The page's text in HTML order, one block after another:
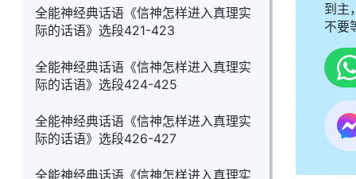
全能神经典话语《信神怎样进入真理实
际的话语》选段421-423
全能神经典话语《信神怎样进入真理实
际的话语》选段424-425
全能神经典话语《信神怎样进入真理实
际的话语》选段426-427
全能神经典话语《信神怎样进入真理实
到主
不要